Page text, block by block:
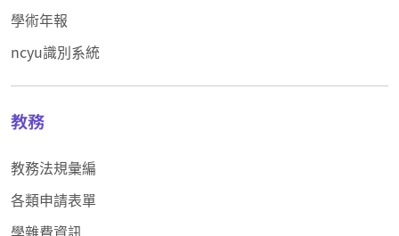
學術年報
ncyu識別系統
教務
教務法規彙編
各類申請表單